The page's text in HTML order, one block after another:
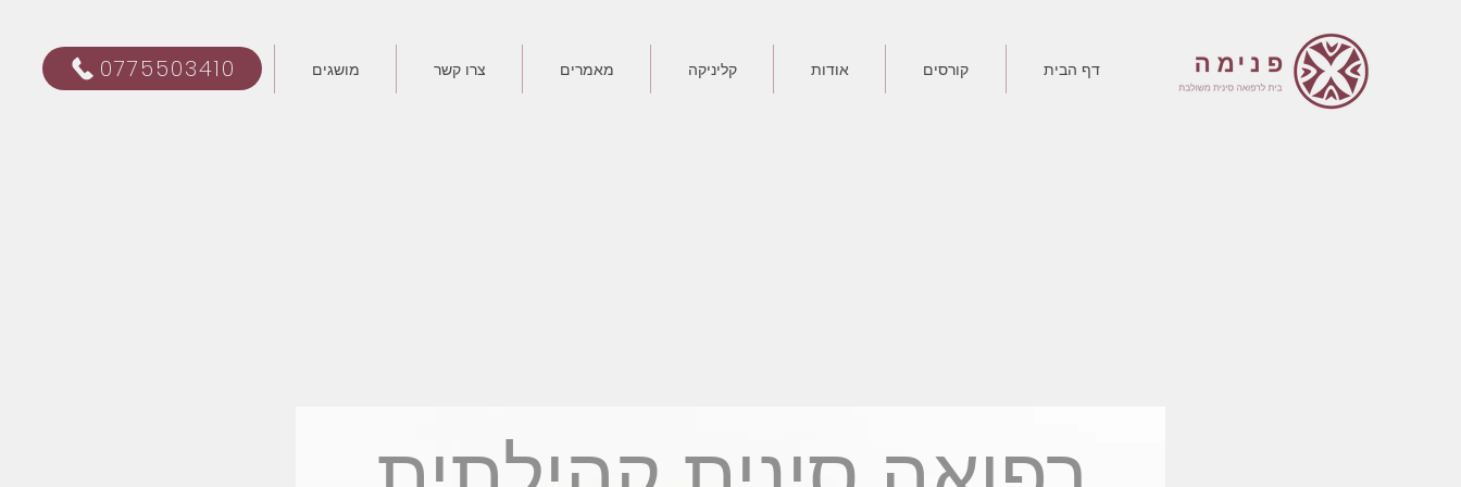
0775503410 דף הבית קורסים אודות קליניקה מאמרים צרו קשר מושגים